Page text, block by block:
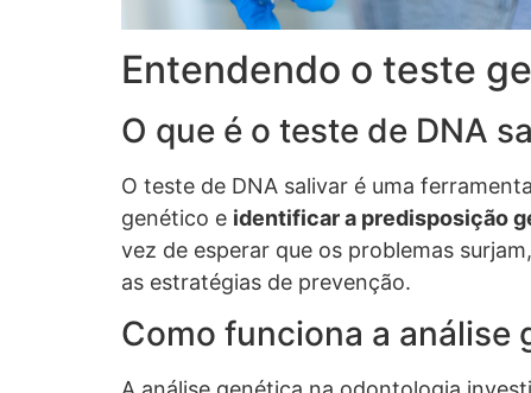
Entendendo o teste
O que é o teste de DNA
O teste de DNA salivar é uma
genético e identificar a predisposição
vez de esperar que os problemas
as estratégias de prevenção.
Como funciona a análise